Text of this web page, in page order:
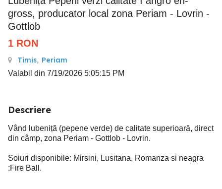
gross, producator local zona Periam - Lovrin -
Gottlob
1 RON
Timis, Periam
Valabil din 7/19/2026 5:05:15 PM
Descriere
Vând lubeniță (pepene verde) de calitate superioară, direct
din câmp, zona Periam - Gottlob - Lovrin.
Soiuri disponibile: Mirsini, Lusitana, Romanza si neagra
:Fire Ball.